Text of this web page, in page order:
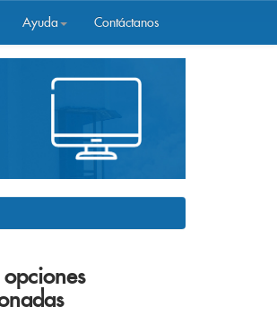
Ayuda Contáctanos